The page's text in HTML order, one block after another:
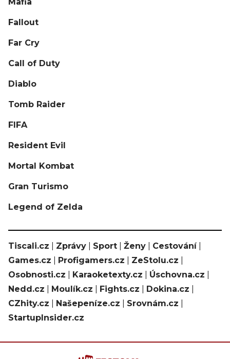
Fallout
Far Cry
Call of Duty
Diablo
Tomb Raider
FIFA
Resident Evil
Mortal Kombat
Gran Turismo
Legend of Zelda
Tiscali.cz Zprávy Sport Ženy Cestování|
Games.cz
Profigamers.cz ZeStolu.cz
Osobnosti.cz
Karaoketexty.cz Úschovna.cz
Nedd.cz
Moulík.cz Fights.cz Dokina.cz
CZhity.cz
Našepeníze.cz Srovnám.cz
StartupInsider.cz